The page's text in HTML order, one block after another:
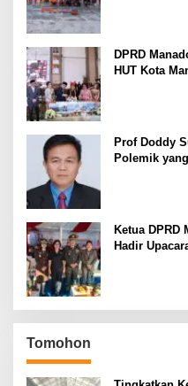
DPRD
HUT Kota
Prof Doddy
Polemik
Ketua DPRD
Hadir
Tomohon